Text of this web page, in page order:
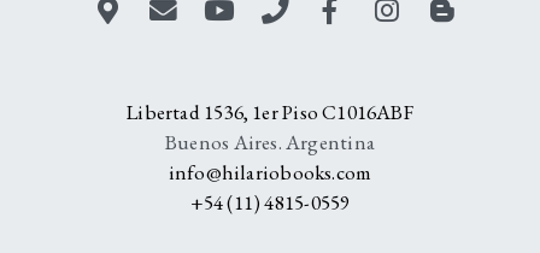
Libertad 1536, 1er Piso C1016ABF
Buenos Aires. Argentina
info@hilariobooks.com
+54 (11) 4815-0559